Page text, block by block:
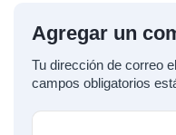
Agregar un
Tu dirección de correo
campos obligatorios